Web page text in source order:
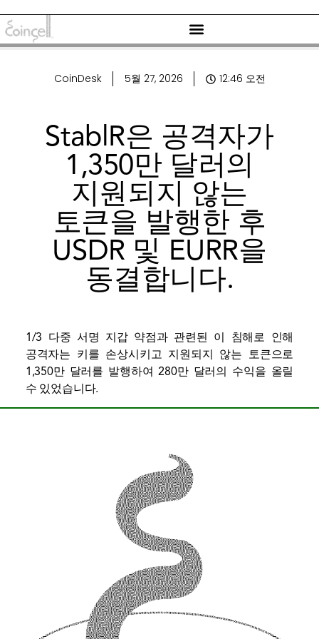
CoinDesk 5월 27, 2026 12:46 오전
StablR은 공격자가
1,350만 달러의
지원되지 않는
토큰을 발행한 후
USDR 및 EURR을
동결합니다.
1/3 다중 서명 지갑 약점과 관련된 이 침해로 인해
공격자는 키를 손상시키고 지원되지 않는 토큰으로
1,350만 달러를 발행하여 280만 달러의 수익을 올릴
수 있었습니다.